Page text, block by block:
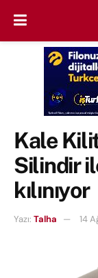
Kale
Silindir
kılınıyor
Yazı: Talha 14